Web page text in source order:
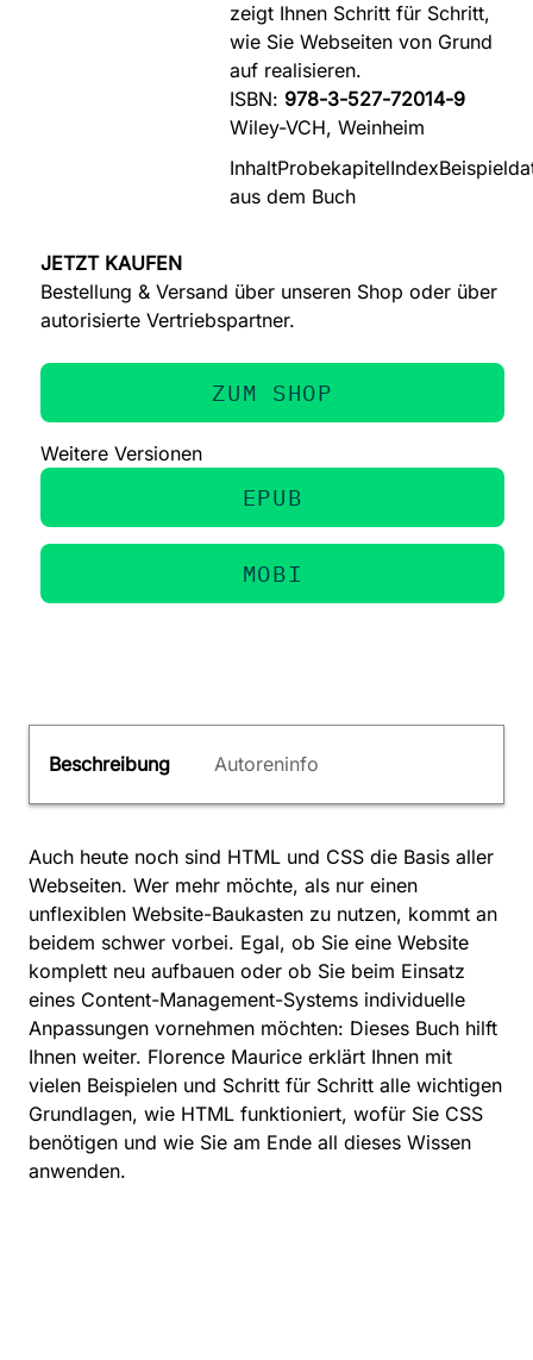
zeigt Ihnen Schritt für Schritt,
wie Sie Webseiten von Grund
auf realisieren.
ISBN: 978-3-527-72014-9
Wiley-VCH, Weinheim
InhaltProbekapitelIndex
aus dem Buch
JETZT KAUFEN
Bestellung & Versand über unseren Shop oder über
autorisierte Vertriebspartner.
ZUM SHOP
Weitere Versionen
EPUB
MOBI
Beschreibung Autoreninfo
Auch heute noch sind HTML und CSS die Basis aller
Webseiten. Wer mehr möchte, als nur einen
unflexiblen Website-Baukasten zu nutzen, kommt an
beidem schwer vorbei. Egal, ob Sie eine Website
komplett neu aufbauen oder ob Sie beim Einsatz
eines Content-Management-Systems individuelle
Anpassungen vornehmen möchten: Dieses Buch hilft
Ihnen weiter. Florence Maurice erklärt Ihnen mit
vielen Beispielen und Schritt für Schritt alle wichtigen
Grundlagen, wie HTML funktioniert, wofür Sie CSS
benötigen und wie Sie am Ende all dieses Wissen
anwenden.